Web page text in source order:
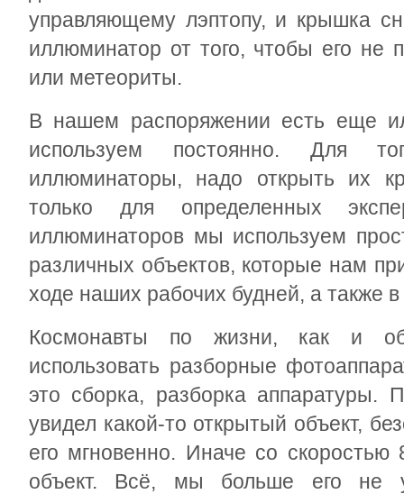
управляющему лэптопу, и крышка
иллюминатор от того, чтобы его не
или метеориты.
В нашем распоряжении есть еще
используем постоянно. Для
иллюминаторы, надо открыть их
только для определенных
иллюминаторов мы используем
различных объектов, которые нам
ходе наших рабочих будней, а также
Космонавты по жизни, как и
использовать разборные
это сборка, разборка аппаратуры.
увидел какой-то открытый объект,
его мгновенно. Иначе со
объект. Всё, мы больше его не